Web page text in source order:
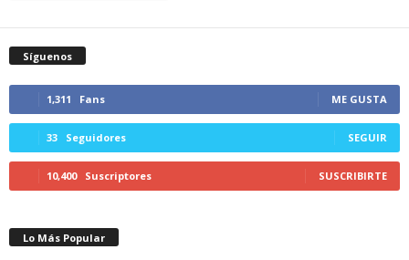
Síguenos
1,311 Fans ME GUSTA
33 Seguidores SEGUIR
10,400 Suscriptores SUSCRIBIRTE
Lo Más Popular